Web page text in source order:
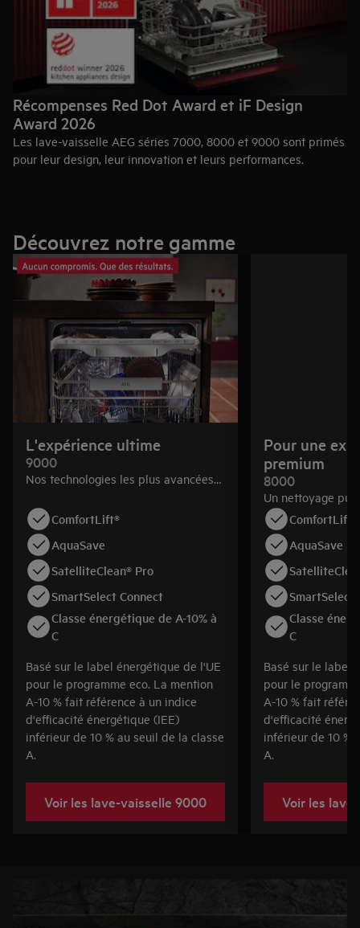
Récompenses Red Dot Award et iF Design
Award 2026
Les lave-vaisselle AEG séries 7000, 8000 et 9000 sont primés
pour leur design, leur innovation et leurs performances.
LeiF Design Award 2026confirme cette excellence. Le jury a
récompensé leur conception innovante et leurs fonctionnalités
intelligentes, pensées pour simplifier la vie de tous les jours,
avec un équilibre parfait entre esthétique et facilité
d’utilisation.
Découvrez notre gamme
L'expérience ultime
9000
Nos technologies les plus avancées
fonctionnement ultra-silencieux. Des
paniers offrant une polyvalence
absolue, même pour les plaques de
cuisson. Tailles standard et XXL Max.
ComfortLift®
AquaSave
SatelliteClean® Pro
SmartSelect Connect
Classe énergétique de A-10% à
C
Basé sur le label énergétique de l'UE
pour le programme eco. La mention
A-10 % fait référence à un indice
d'efficacité énergétique (IEE)
inférieur de 10 % au seuil de la classe
A.
Voir les lave-vaisselle 9000
Pour une
premium
8000
Un nettoyage
spacieux et
8000 élimine les
incrustés et
paniers
et XXL Max.
ComfortLift®
AquaSave
SmartSelect
Classe
C
Basé sur le label
pour le
A-10 % fait
d'efficacité
inférieur de 10 %
A.
Voir les